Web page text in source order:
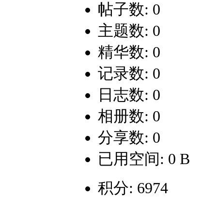
帖子数: 0
主题数: 0
精华数: 0
记录数: 0
日志数: 0
相册数: 0
分享数: 0
已用空间: 0 B
积分: 6974